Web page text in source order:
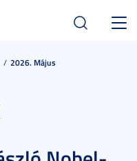
2026. Május